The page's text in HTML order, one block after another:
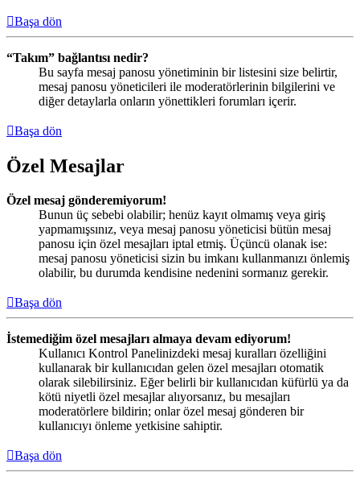
Başa dön
“Takım” bağlantısı nedir?
Bu sayfa mesaj panosu yönetiminin bir listesini size belirtir,
mesaj panosu yöneticileri ile moderatörlerinin bilgilerini ve
diğer detaylarla onların yönettikleri forumları içerir.
Başa dön
Özel Mesajlar
Özel mesaj gönderemiyorum!
Bunun üç sebebi olabilir; henüz kayıt olmamış veya giriş
yapmamışsınız, veya mesaj panosu yöneticisi bütün mesaj
panosu için özel mesajları iptal etmiş. Üçüncü olanak ise:
mesaj panosu yöneticisi sizin bu imkanı kullanmanızı önlemiş
olabilir, bu durumda kendisine nedenini sormanız gerekir.
Başa dön
İstemediğim özel mesajları almaya devam ediyorum!
Kullanıcı Kontrol Panelinizdeki mesaj kuralları özelliğini
kullanarak bir kullanıcıdan gelen özel mesajları otomatik
olarak silebilirsiniz. Eğer belirli bir kullanıcıdan küfürlü ya da
kötü niyetli özel mesajlar alıyorsanız, bu mesajları
moderatörlere bildirin; onlar özel mesaj gönderen bir
kullanıcıyı önleme yetkisine sahiptir.
Başa dön